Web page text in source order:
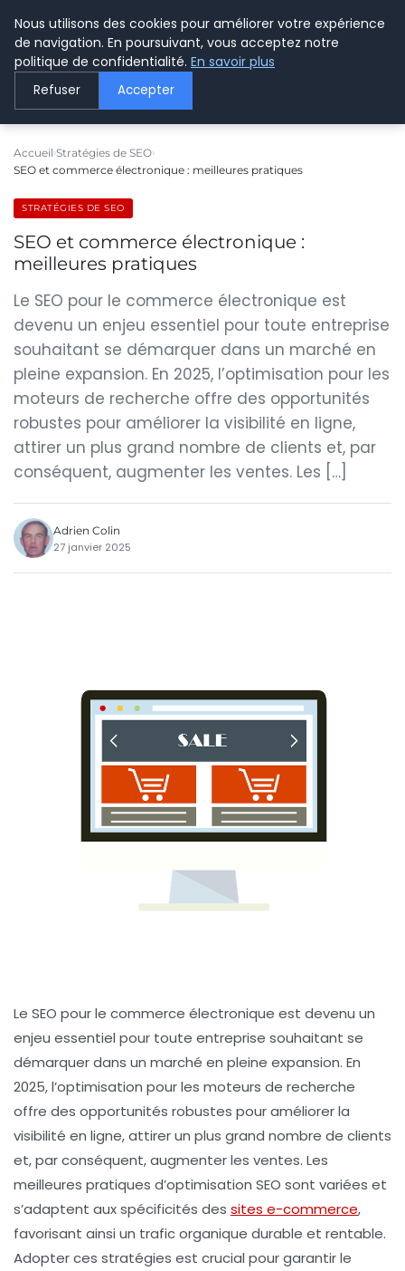
LE WEBMARKETING
Accueil Stratégies de SEO
SEO et commerce électronique : meilleures pratiques
STRATÉGIES DE SEO
SEO et commerce électronique :
meilleures pratiques
Le SEO pour le commerce électronique est
devenu un enjeu essentiel pour toute entreprise
souhaitant se démarquer dans un marché en
pleine expansion. En 2025, l’optimisation pour les
moteurs de recherche offre des opportunités
robustes pour améliorer la visibilité en ligne,
attirer un plus grand nombre de clients et, par
conséquent, augmenter les ventes. Les […]
Adrien Colin
27 janvier 2025
Le SEO pour le commerce électronique est devenu un
enjeu essentiel pour toute entreprise souhaitant se
démarquer dans un marché en pleine expansion. En
2025, l’optimisation pour les moteurs de recherche
offre des opportunités robustes pour améliorer la
visibilité en ligne, attirer un plus grand nombre de clients
et, par conséquent, augmenter les ventes. Les
meilleures pratiques d’optimisation SEO sont variées et
s’adaptent aux spécificités des sites e-commerce,
favorisant ainsi un trafic organique durable et rentable.
Adopter ces stratégies est crucial pour garantir le
Nous utilisons des cookies pour améliorer votre expérience
de navigation. En poursuivant, vous acceptez notre
politique de confidentialité. En savoir plus
Refuser Accepter